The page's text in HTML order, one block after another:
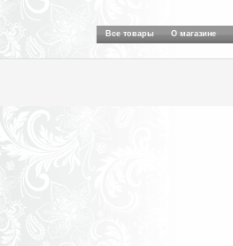
Все товары О магазине